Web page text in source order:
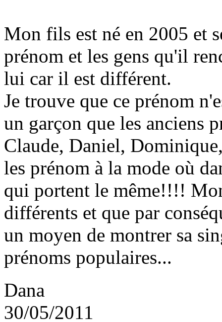
Mon fils est né en 2005 et
prénom et les gens qu'il
lui car il est différent.
Je trouve que ce prénom
un garçon que les anciens
Claude, Daniel,
les prénom à la mode où
qui portent le même!!!!
différents et que par
un moyen de montrer sa
prénoms populaires...
Dana
30/05/2011